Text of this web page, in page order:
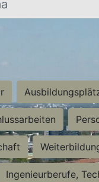
Ingenieurberufe,